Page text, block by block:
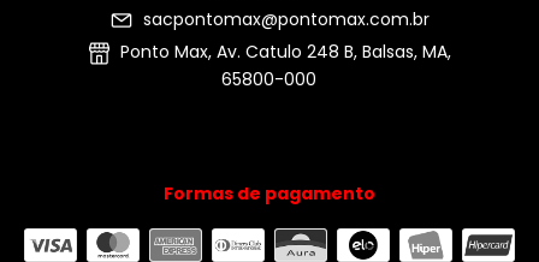
sacpontomax@pontomax.com.br
Ponto Max, Av. Catulo 248 B, Balsas, MA,
65800-000
Formas de pagamento